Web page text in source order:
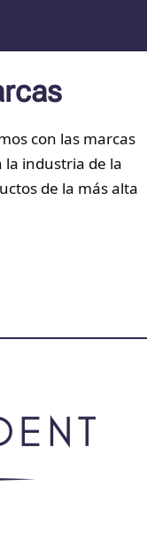
con las marcas
la industria de la
de la más alta